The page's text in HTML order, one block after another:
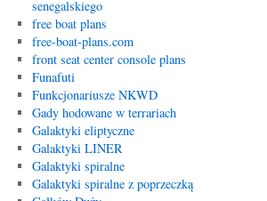
senegalskiego
free boat plans
free-boat-plans.com
front seat center console plans
Funafuti
Funkcjonariusze NKWD
Gady hodowane w terrariach
Galaktyki eliptyczne
Galaktyki LINER
Galaktyki spiralne
Galaktyki spiralne z poprzeczką